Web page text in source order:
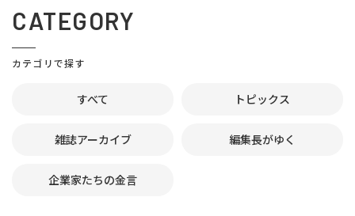
CATEGORY
カテゴリで探す
すべて トピックス
雑誌アーカイブ 編集長がゆく
企業家たちの金言